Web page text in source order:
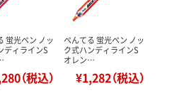
蛍光ペン ノッ
ディラインS
（税込）
ぺんてる 蛍光ペン ノッ
ク式ハンディラインS
オレン…
¥1,282（税込）